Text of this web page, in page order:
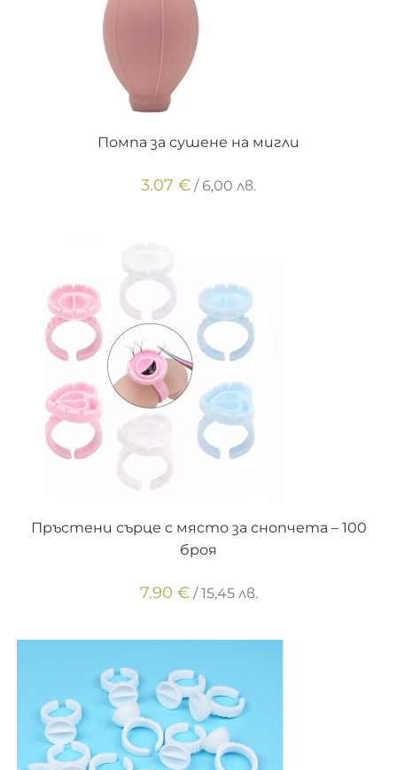
Помпа за сушене на мигли
3.07 € / 6,00 лв.
Пръстени сърце с място за снопчета – 100
броя
7.90 €/ 15,45 лв.